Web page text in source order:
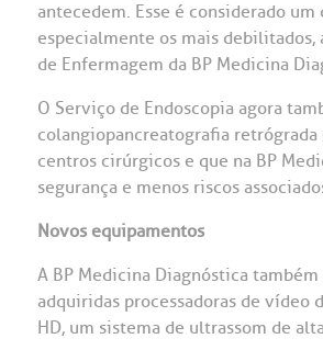
antecedem. Esse é considerado
especialmente os mais debilitados,
de Enfermagem da BP Medicina
O Serviço de Endoscopia agora
colangiopancreatografia
centros cirúrgicos e que na BP
segurança e menos riscos
Novos equipamentos
A BP Medicina Diagnóstica
adquiridas processadoras de
HD, um sistema de ultrassom de